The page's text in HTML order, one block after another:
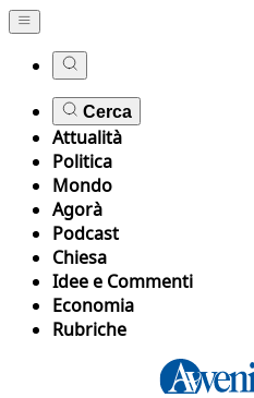
Cerca
Attualità
Politica
Mondo
Agorà
Podcast
Chiesa
Idee e Commenti
Economia
Rubriche